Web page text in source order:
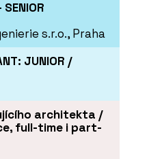
s.r.o., Praha
JUNIOR /
architekta /
full-time i part-